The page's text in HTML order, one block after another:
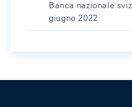
Banca nazionale
giugno 2022